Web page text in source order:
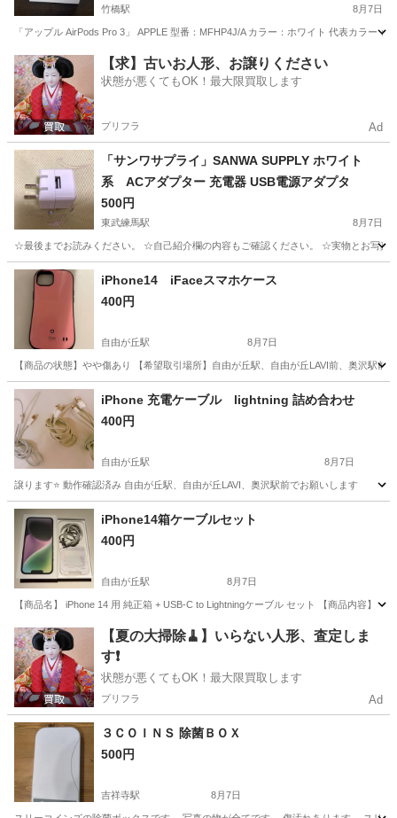
竹橋駅 8月7日
「アップル AirPods Pro 3」 APPLE 型番：MFHP4J/A カラー：ホワイト 代表カラー
東京 千代田区 竹橋駅 携帯アクセサリー
【求】古いお人形、お譲りください
状態が悪くてもOK！最大限買取します
プリフラ Ad
「サンワサプライ」SANWA SUPPLY ホワイト
系 ACアダプター 充電器 USB電源アダプタ
500円
東武練馬駅 8月7日
☆最後までお読みください。 ☆自己紹介欄の内容もご確認ください。 ☆実物とお写真
東京 板橋区
iPhone14 iFaceスマホケース
400円
自由が丘駅 8月7日
【商品の状態】やや傷あり 【希望取引場所】自由が丘駅、自由が丘LAVI前、奥沢駅
東京 目黒区 自由が丘駅 携帯アクセサリー iFace
iPhone 充電ケーブル lightning 詰め合わせ
400円
自由が丘駅 8月7日
譲ります⭐️ 動作確認済み 自由が丘駅、自由が丘LAVI、奥沢駅前でお願いします
東京 目黒区 自由が丘駅 携帯アクセサリー
iPhone14箱ケーブルセット
400円
自由が丘駅 8月7日
【商品名】 iPhone 14 用 純正箱 + USB-C to Lightningケーブル セット 【商品内容】
東京 目黒区 自由が丘駅 携帯アクセサリー ケーブル
【夏の大掃除🧹】いらない人形、査定しま
す❗️
状態が悪くてもOK！最大限買取します
プリフラ Ad
３ＣＯＩＮＳ 除菌ＢＯＸ
500円
吉祥寺駅 8月7日